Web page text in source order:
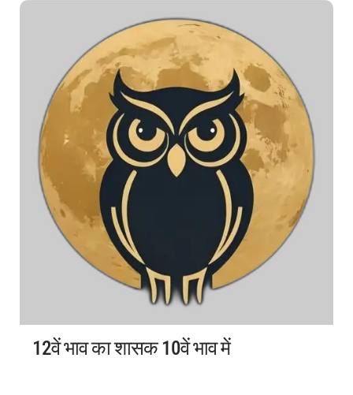
12वें भाव का शासक 10वें भाव में